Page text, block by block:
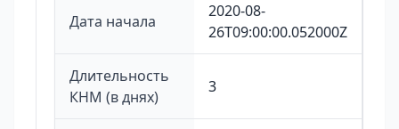
Дата начала
2020-08-
26T09:00:00.052000Z
Длительность
КНМ (в днях)
3